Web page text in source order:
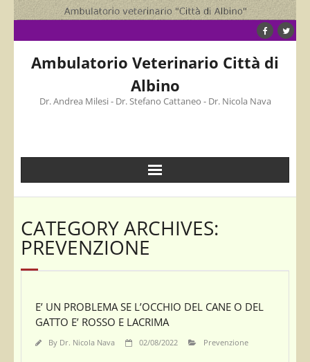
Skip
to
Ambulatorio Veterinario Città di
Albino
Dr. Andrea Milesi - Dr. Stefano Cattaneo - Dr. Nicola Nava
CATEGORY ARCHIVES:
PREVENZIONE
E’ UN PROBLEMA SE L’OCCHIO DEL CANE O DEL
GATTO E’ ROSSO E LACRIMA
By Dr. Nicola Nava 02/08/2022 Prevenzione